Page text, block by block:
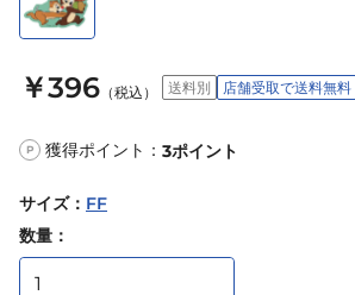
￥396 （税込） 送料別 店舗受取で送料無料
P 獲得ポイント： 3ポイント
サイズ： FF
数量：